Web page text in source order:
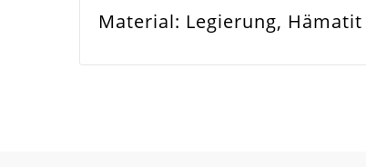
Innendurchmesser
Material
Material: Legierung, Hämatit